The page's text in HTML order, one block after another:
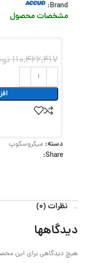
Brand:
مشخصات محصول
110,466,417
دسته: میکروسکوپ
Share:
نظرات (0)
دیدگاهها
هیچ دیدگاهی برای این